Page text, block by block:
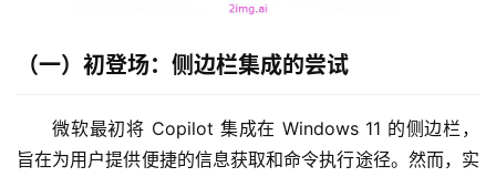
（一）初登场：侧边栏集成的尝试
微软最初将 Copilot 集成在 Windows 11 的侧边栏，
旨在为用户提供便捷的信息获取和命令执行途径。然而，实